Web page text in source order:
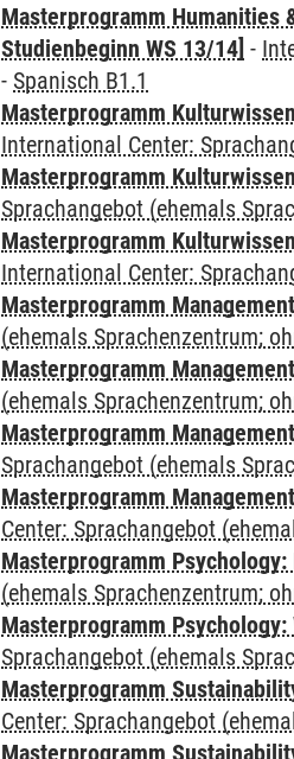
Masterprogramm Humanities
Studienbeginn WS 13/14] -
- Spanisch B1.1
Masterprogramm
International Center:
Masterprogramm
Sprachangebot (ehemals
Masterprogramm
International Center:
Masterprogramm
(ehemals Sprachenzentrum;
Masterprogramm
(ehemals Sprachenzentrum;
Masterprogramm
Sprachangebot (ehemals
Masterprogramm
Center: Sprachangebot
Masterprogramm
(ehemals Sprachenzentrum;
Masterprogramm
Sprachangebot (ehemals
Masterprogramm
Center: Sprachangebot
Masterprogramm